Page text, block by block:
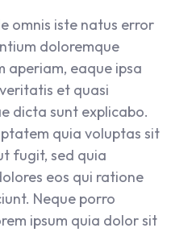
omnis iste natus error
doloremque
aperiam, eaque ipsa
et quasi
dicta sunt explicabo.
quia voluptas sit
fugit, sed quia
eos qui ratione
Neque porro
ipsum quia dolor sit